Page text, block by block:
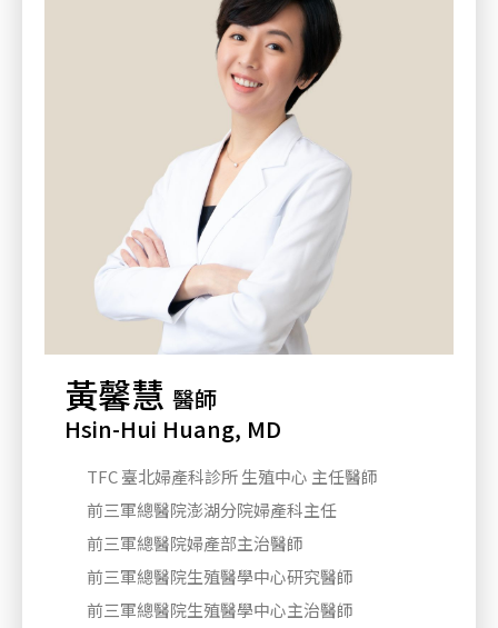
黃馨慧醫師
Hsin-Hui Huang, MD
TFC 臺北婦產科診所 生殖中心 主任醫師
前三軍總醫院澎湖分院婦產科主任
前三軍總醫院婦產部主治醫師
前三軍總醫院生殖醫學中心研究醫師
前三軍總醫院生殖醫學中心主治醫師